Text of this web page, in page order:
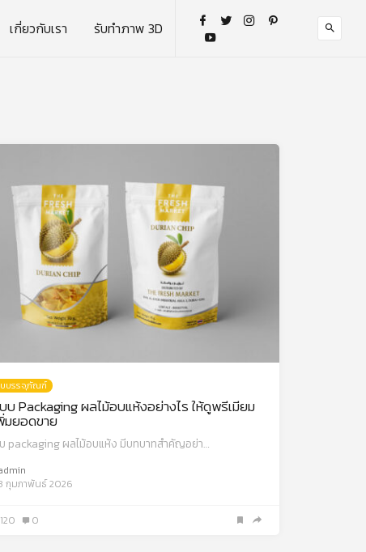
เกี่ยวกับเรา รับทำภาพ 3D
บรรจุภัณฑ์
Packaging ผลไม้อบแห้งอย่างไร ให้ดูพรีเมียม
มยอดขาย
packaging ผลไม้อบแห้ง มีบทบาทสำคัญอย่า…
กุมภาพันธ์ 2026
120 0